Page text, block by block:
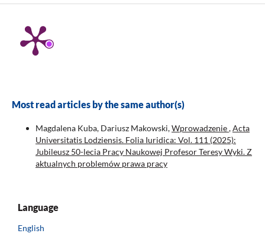
Most read articles by the same author(s)
Magdalena Kuba, Dariusz Makowski,Wprowadzenie,Acta
Universitatis Lodziensis. Folia Iuridica: Vol. 111 (2025):
Jubileusz 50-lecia Pracy Naukowej Profesor Teresy Wyki. Z
aktualnych problemów prawa pracy
Language
English